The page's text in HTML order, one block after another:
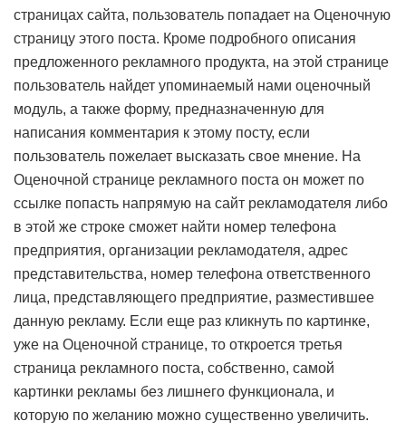
страницах сайта, пользователь попадает на Оценочную
страницу этого поста. Кроме подробного описания
предложенного рекламного продукта, на этой странице
пользователь найдет упоминаемый нами оценочный
модуль, а также форму, предназначенную для
написания комментария к этому посту, если
пользователь пожелает высказать свое мнение. На
Оценочной странице рекламного поста он может по
ссылке попасть напрямую на сайт рекламодателя либо
в этой же строке сможет найти номер телефона
предприятия, организации рекламодателя, адрес
представительства, номер телефона ответственного
лица, представляющего предприятие, разместившее
данную рекламу. Если еще раз кликнуть по картинке,
уже на Оценочной странице, то откроется третья
страница рекламного поста, собственно, самой
картинки рекламы без лишнего функционала, и
которую по желанию можно существенно увеличить.